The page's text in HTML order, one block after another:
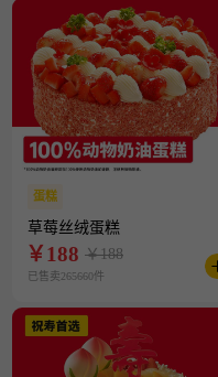
蛋糕
草莓丝绒蛋糕
￥188 ￥188
已售卖265660件